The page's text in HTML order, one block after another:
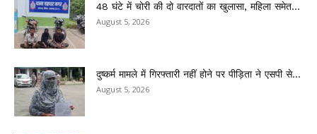
48 घंटे में चोरी की दो वारदातों का खुलासा, महिला समेत...
August 5, 2026
दुष्कर्म मामले में गिरफ्तारी नहीं होने पर पीड़िता ने एसपी से...
August 5, 2026